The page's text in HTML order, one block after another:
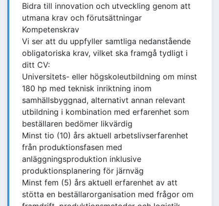
Bidra till innovation och utveckling genom att
utmana krav och förutsättningar
Kompetenskrav
Vi ser att du uppfyller samtliga nedanstående
obligatoriska krav, vilket ska framgå tydligt i
ditt CV:
Universitets- eller högskoleutbildning om minst
180 hp med teknisk inriktning inom
samhällsbyggnad, alternativt annan relevant
utbildning i kombination med erfarenhet som
beställaren bedömer likvärdig
Minst tio (10) års aktuell arbetslivserfarenhet
från produktionsfasen med
anläggningsproduktion inklusive
produktionsplanering för järnväg
Minst fem (5) års aktuell erfarenhet av att
stötta en beställarorganisation med frågor om